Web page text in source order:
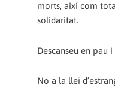
morts, així com
solidaritat.
Descanseu en pau
No a la llei